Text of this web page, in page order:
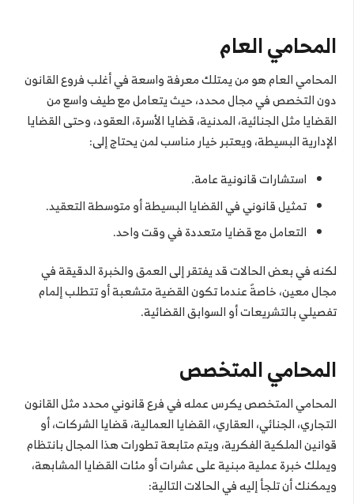
المحامي العام
المحامي العام هو من يمتلك معرفة واسعة في أغلب فروع القانون
دون التخصص في مجال محدد، حيث يتعامل مع طيف واسع من
القضايا مثل الجنائية، المدنية، قضايا الأسرة، العقود، وحتى القضايا
الإدارية البسيطة، ويعتبر خيار مناسب لمن يحتاج إلى:
استشارات قانونية عامة.
تمثيل قانوني في القضايا البسيطة أو متوسطة التعقيد.
التعامل مع قضايا متعددة في وقت واحد.
لكنه في بعض الحالات قد يفتقر إلى العمق والخبرة الدقيقة في
مجال معين، خاصةً عندما تكون القضية متشعبة أو تتطلب إلمام
تفصيلي بالتشريعات أو السوابق القضائية.
المحامي المتخصص
المحامي المتخصص يكرس عمله في فرع قانوني محدد مثل القانون
التجاري، الجنائي، العقاري، القضايا العمالية، قضايا الشركات، أو
قوانين الملكية الفكرية، ويتم متابعة تطورات هذا المجال بانتظام
ويملك خبرة عملية مبنية على عشرات أو مئات القضايا المشابهة،
ويمكنك أن تلجأ إليه في الحالات التالية: